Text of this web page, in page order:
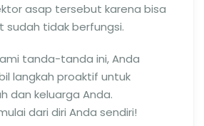
asap tersebut karena bisa
sudah tidak berfungsi.
tanda-tanda ini, Anda
langkah proaktif untuk
dan keluarga Anda.
dari diri Anda sendiri!